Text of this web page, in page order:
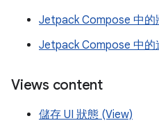
Jetpack Compose 中的
Jetpack Compose 中
Views content
儲存 UI 狀態 (View)